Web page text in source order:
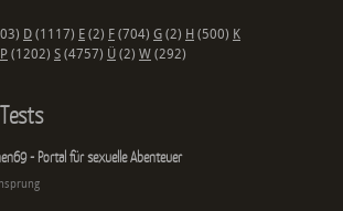
D (1117) E (2) F (704) G (2) H (500) K
P (1202) S (4757) Ü (2) W (292)
- Portal für sexuelle Abenteuer